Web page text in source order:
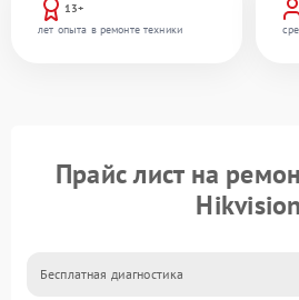
13+
лет опыта в ремонте техники
Прайс лист на
Hikvision
Бесплатная диагностика